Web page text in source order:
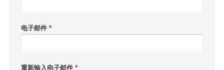
电子邮件 *
重新输入电子邮件 *